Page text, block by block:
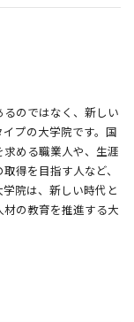
のではなく、新しい
プの大学院です。国
める職業人や、生涯
得を目指す人など、
院は、新しい時代と
の教育を推進する大